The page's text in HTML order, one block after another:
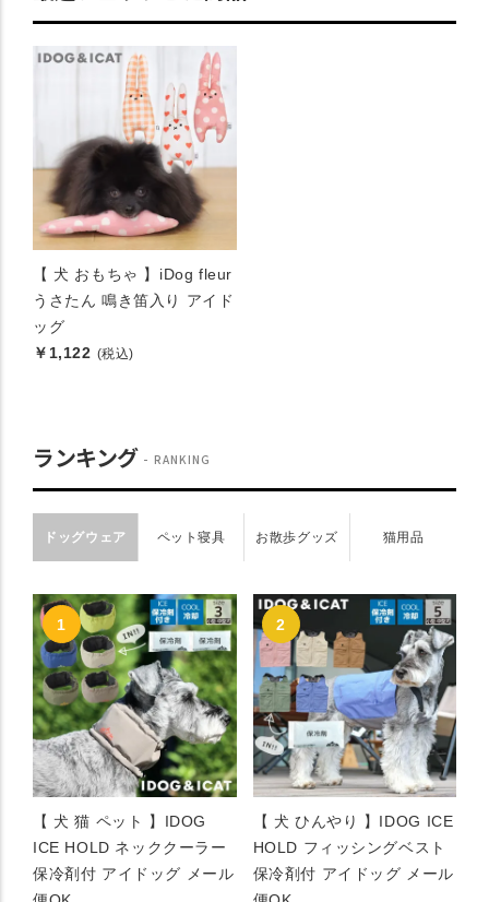
【 犬 おもちゃ 】iDog fleur
うさたん 鳴き笛入り アイド
ッグ
￥1,122 (税込)
ランキング RANKING
ドッグウェア ペット寝具 お散歩グッズ 猫用品
【 犬 猫 ペット 】IDOG
ICE HOLD ネッククーラー
保冷剤付 アイドッグ メール
【 犬 ひんやり 】IDOG ICE
HOLD フィッシングベスト
保冷剤付 アイドッグ メール